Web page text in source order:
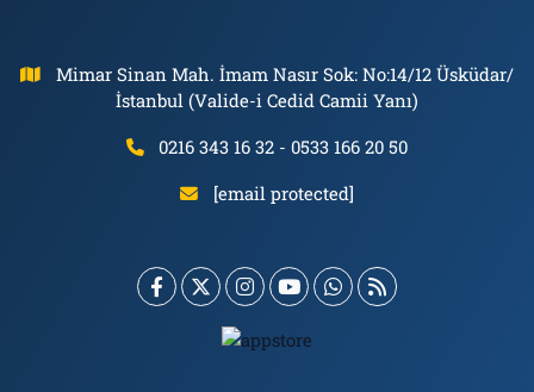
Mimar Sinan Mah. İmam Nasır Sok: No:14/12 Üsküdar/
İstanbul (Valide-i Cedid Camii Yanı)
0216 343 16 32 - 0533 166 20 50
[email protected]